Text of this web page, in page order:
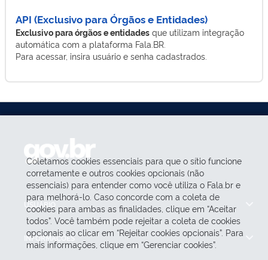
API (Exclusivo para Órgãos e Entidades)
Exclusivo para órgãos e entidades que utilizam integração
automática com a plataforma Fala.BR.
Para acessar, insira usuário e senha cadastrados.
USUÁRIO
INFORMAÇÕES
Coletamos cookies essenciais para que o sítio funcione
corretamente e outros cookies opcionais (não
essenciais) para entender como você utiliza o Fala.br e
para melhorá-lo. Caso concorde com a coleta de
cookies para ambas as finalidades, clique em “Aceitar
todos”. Você também pode rejeitar a coleta de cookies
opcionais ao clicar em “Rejeitar cookies opcionais”. Para
mais informações, clique em “Gerenciar cookies”.